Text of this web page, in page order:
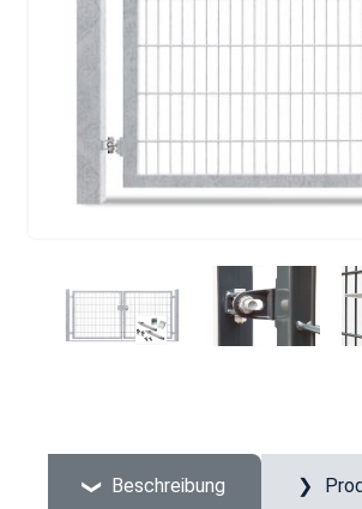
Beschreibung